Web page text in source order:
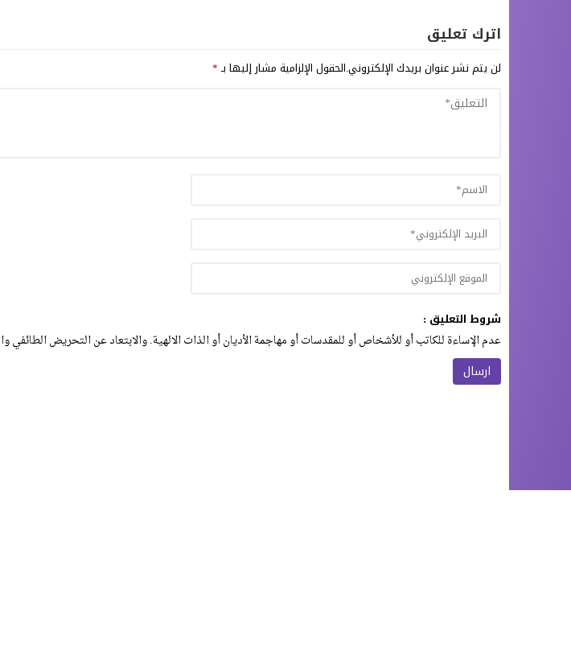
اترك تعليق
لن يتم نشر عنوان بريدك الإلكتروني.الحقول الإلزامية مشار إليها بـ*
شروط التعليق :
عدم الإساءة للكاتب أو للأشخاص أو للمقدسات أو مهاجمة الأديان أو الذات الالهية. والابتعاد عن التحريض الطائفي